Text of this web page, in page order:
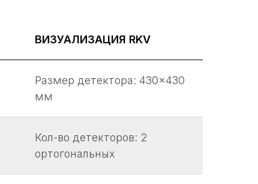
ВИЗУАЛИЗАЦИЯ RKV
Размер детектора: 430×430
мм
Кол-во детекторов: 2
ортогональных